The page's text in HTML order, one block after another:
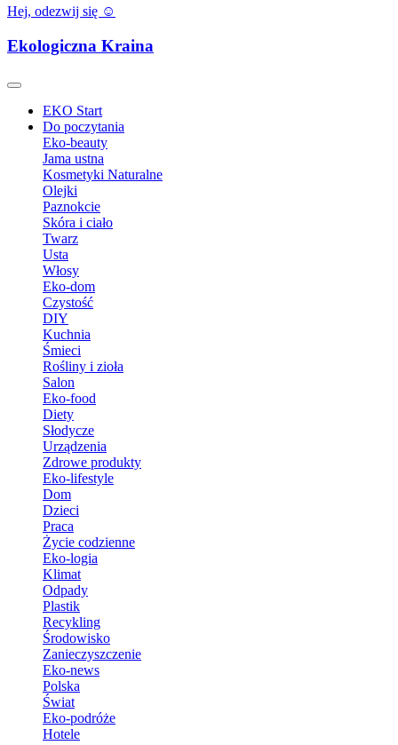
Hej, odezwij się ☺️
Ekologiczna Kraina
EKO Start
Do poczytania
Eko-beauty
Jama ustna
Kosmetyki Naturalne
Olejki
Paznokcie
Skóra i ciało
Twarz
Usta
Włosy
Eko-dom
Czystość
DIY
Kuchnia
Śmieci
Rośliny i zioła
Salon
Eko-food
Diety
Słodycze
Urządzenia
Zdrowe produkty
Eko-lifestyle
Dom
Dzieci
Praca
Życie codzienne
Eko-logia
Klimat
Odpady
Plastik
Recykling
Środowisko
Zanieczyszczenie
Eko-news
Polska
Świat
Eko-podróże
Hotele